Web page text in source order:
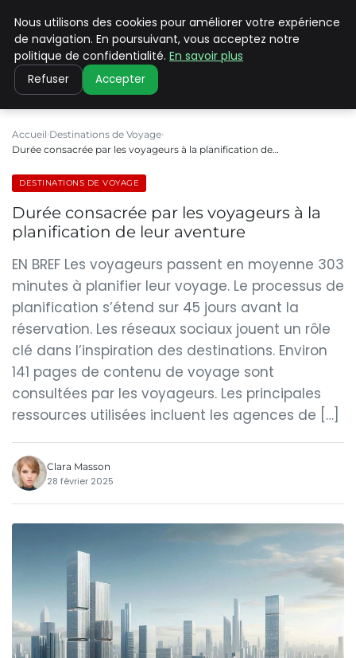
PILAT PATRIMOINES
Accueil Destinations de Voyage
Durée consacrée par les voyageurs à la planification de…
DESTINATIONS DE VOYAGE
Durée consacrée par les voyageurs à la
planification de leur aventure
EN BREF Les voyageurs passent en moyenne 303
minutes à planifier leur voyage. Le processus de
planification s’étend sur 45 jours avant la
réservation. Les réseaux sociaux jouent un rôle
clé dans l’inspiration des destinations. Environ
141 pages de contenu de voyage sont
consultées par les voyageurs. Les principales
ressources utilisées incluent les agences de […]
Clara Masson
28 février 2025
Nous utilisons des cookies pour améliorer votre expérience
de navigation. En poursuivant, vous acceptez notre
politique de confidentialité. En savoir plus
Refuser Accepter